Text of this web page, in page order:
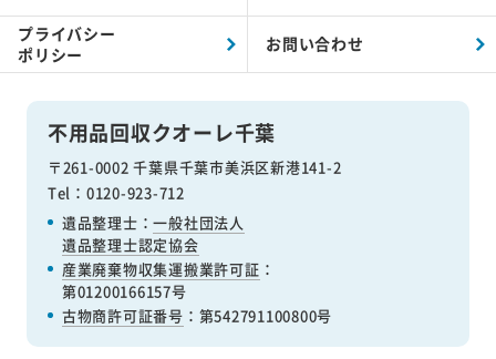
不用品回収クオーレ千葉
〒261-0002 千葉県千葉市美浜区新港141-2
Tel：0120-923-712
遺品整理士：一般社団法人
遺品整理士認定協会
産業廃棄物収集運搬業許可証 ：
第01200166157号
古物商許可証番号 ：第542791100800号
プライバシー
ポリシー
お問い合わせ